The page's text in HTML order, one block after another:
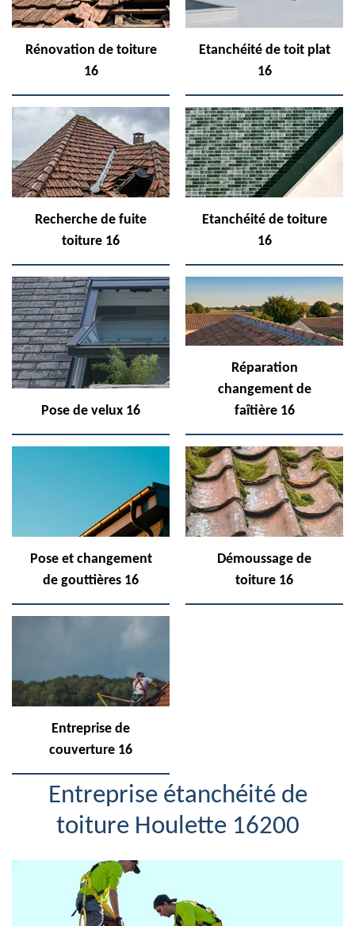
Rénovation de toiture
16
Etanchéité de toit plat
16
Recherche de fuite
toiture 16
Etanchéité de toiture
16
Pose de velux 16
Réparation
changement de
faîtière 16
Pose et changement
de gouttières 16
Démoussage de
toiture 16
Entreprise de
couverture 16
Entreprise étanchéité de
toiture Houlette 16200